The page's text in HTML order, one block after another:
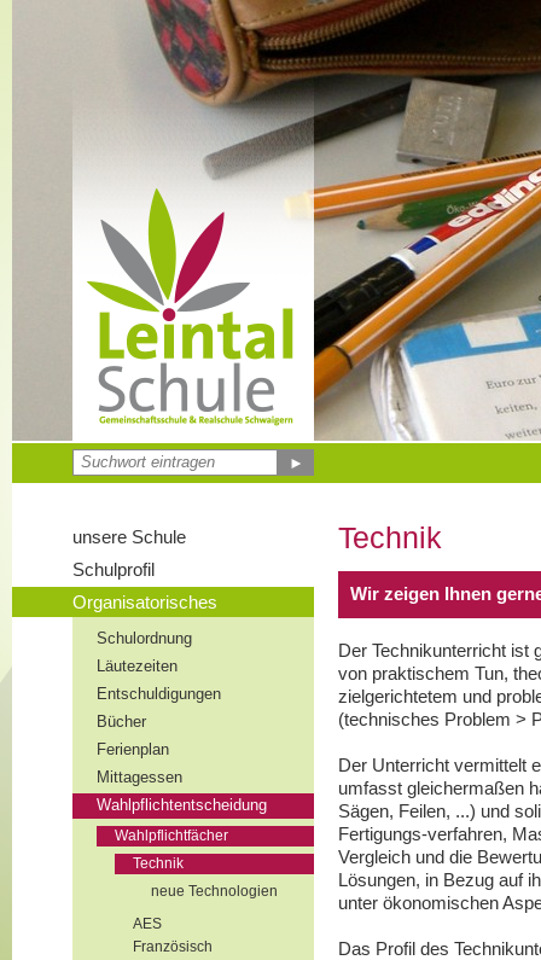
►
unsere Schule
Schulprofil
Organisatorisches
Schulordnung
Läutezeiten
Entschuldigungen
Bücher
Ferienplan
Mittagessen
Wahlpflichtentscheidung
Wahlpflichtfächer
Technik
neue Technologien
AES
Französisch
Technik
Wir zeigen Ihnen
Der Technikunterricht ist
von praktischem Tun,
zielgerichtetem und
(technisches Problem >
Der Unterricht vermittelt
umfasst gleichermaßen
Sägen, Feilen, ...) und
Fertigungs-verfahren,
Vergleich und die
Lösungen, in Bezug auf
unter ökonomischen
Das Profil des